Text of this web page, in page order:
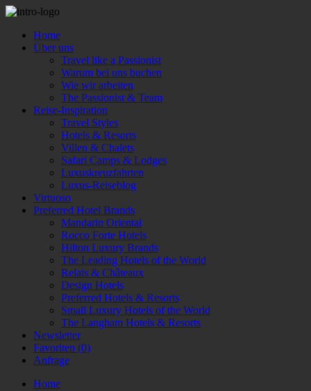
Home
Über uns
Travel like a Passionist
Warum bei uns buchen
Wie wir arbeiten
The Passionist & Team
Reise-Inspiration
Travel Styles
Hotels & Resorts
Villen & Chalets
Safari Camps & Lodges
Luxuskreuzfahrten
Luxus-Reiseblog
Virtuoso
Preferred Hotel Brands
Mandarin Oriental
Rocco Forte Hotels
Hilton Luxury Brands
The Leading Hotels of the World
Relais & Châteaux
Design Hotels
Preferred Hotels & Resorts
Small Luxury Hotels of the World
The Langham Hotels & Resorts
Newsletter
Favoriten (0)
Anfrage
Home